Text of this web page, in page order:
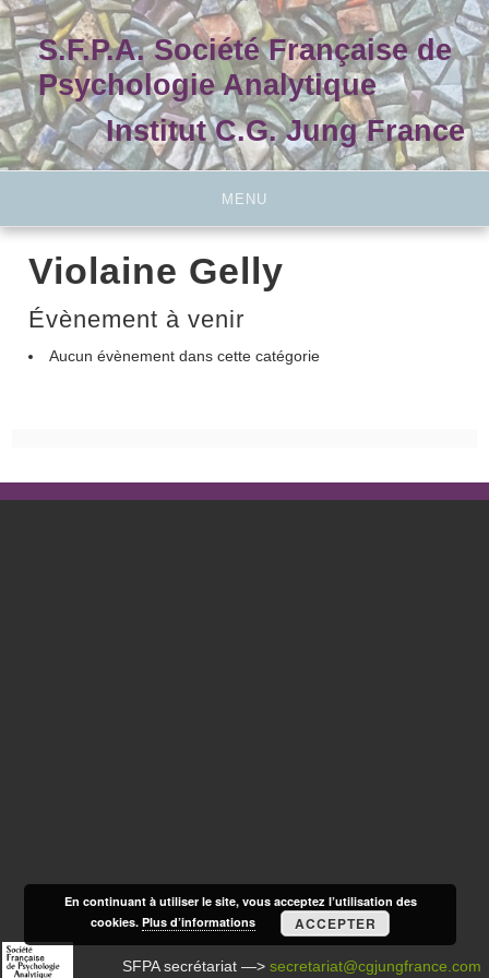
Skip
to
contentS.F.P.A. Société Française de
Psychologie Analytique
Institut C.G. Jung France
MENU
Violaine Gelly
Évènement à venir
Aucun évènement dans cette catégorie
SFPA secrétariat —>secretariat@cgjungfrance.com
En continuant à utiliser le site, vous acceptez l’utilisation des
cookies.Plus d’informations ACCEPTER